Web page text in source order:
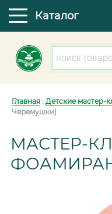
Каталог
Главная : Детские мастер-
Черемушки)
МАСТЕР-